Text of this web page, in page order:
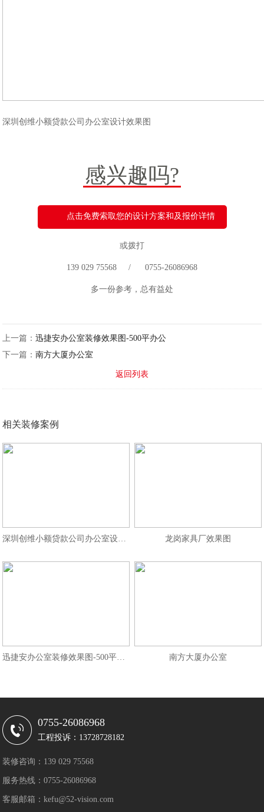
深圳创维小额贷款公司办公室设计效果图
感兴趣吗?
点击免费索取您的设计方案和及报价详情
或拨打
139 029 75568 / 0755-26086968
多一份参考，总有益处
上一篇：迅捷安办公室装修效果图-500平办公
下一篇：南方大厦办公室
返回列表
相关装修案例
深圳创维小额贷款公司办公室设计效 龙岗家具厂效果图
南方大厦办公室
0755-26086968
工程投诉：13728728182
装修咨询：139 029 75568
服务热线：0755-26086968
客服邮箱：kefu@52-vision.com